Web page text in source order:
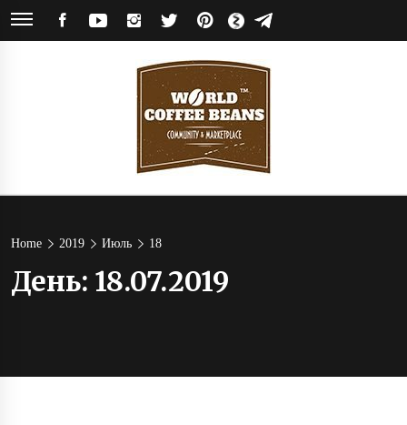
Skip
INSTAGRAM
TWITTERPINTEREST
ЯНДЕКСTELEGRAM
World
Home 2019 Июль 18
День: 18.07.2019